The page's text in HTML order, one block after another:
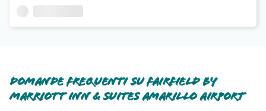
Domande frequenti su Fairfield By
Marriott Inn & Suites Amarillo Airport